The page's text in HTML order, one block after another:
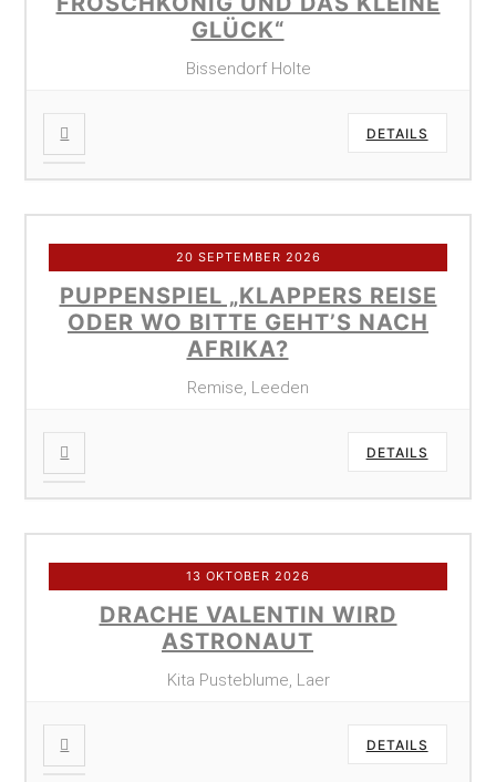
GLÜCK“
Bissendorf Holte
DETAILS
20 SEPTEMBER 2026
PUPPENSPIEL „KLAPPERS REISE
ODER WO BITTE GEHT’S NACH
AFRIKA?
Remise, Leeden
DETAILS
13 OKTOBER 2026
DRACHE VALENTIN WIRD
ASTRONAUT
Kita Pusteblume, Laer
DETAILS